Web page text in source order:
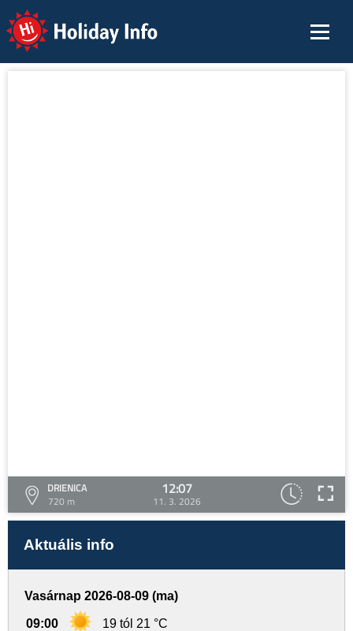
Holiday Info
DRIENICA
720 m
12:07
11. 3. 2026
Aktuális info
Vasárnap 2026-08-09 (ma)
09:00 19 tól 21 °C